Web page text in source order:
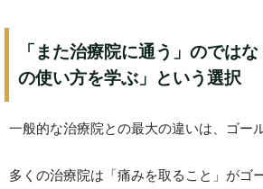
「また治療院に通う」のではな
の使い方を学ぶ」という選択
一般的な治療院との最大の違いは、ゴー
多くの治療院は「痛みを取ること」がゴ